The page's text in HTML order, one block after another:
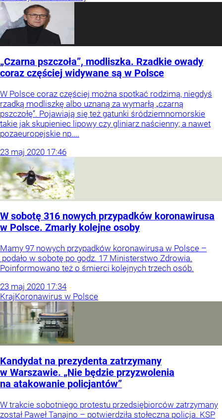
„Czarna pszczoła”, modliszka. Rzadkie owady
coraz częściej widywane są w Polsce
W Polsce coraz częściej można spotkać rodzimą, niegdyś
rzadką modliszkę albo uznaną za wymarłą „czarną
pszczołę”. Pojawiają się też gatunki śródziemnomorskie
takie jak skupieniec lipowy czy gliniarz naścienny; a nawet
pozaeuropejskie np....
23 maj 2020 17:46
W sobotę 316 nowych przypadków koronawirusa
w Polsce. Zmarły kolejne osoby
Mamy 97 nowych przypadków koronawirusa w Polsce –
podało w sobotę po godz. 17 Ministerstwo Zdrowia.
Poinformowano też o śmierci kolejnych trzech osób.
23 maj 2020 17:34
KrajKoronawirus w Polsce
Kandydat na prezydenta zatrzymany
w Warszawie. „Nie będzie przyzwolenia
na atakowanie policjantów”
W trakcie sobotniego protestu przedsiębiorców zatrzymany
został Paweł Tanajno – potwierdziła stołeczna policja. KSP